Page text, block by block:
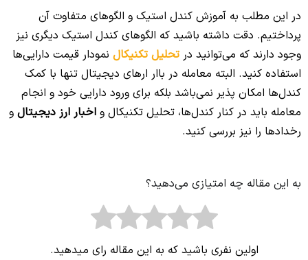
در این مطلب به آموزش کندل استیک و الگوهای متفاوت آن
پرداختیم. دقت داشته باشید که الگوهای کندل استیک دیگری نیز
وجود دارند که می‌توانید درتحلیل تکنیکال نمودار قیمت دارایی‌ها
استفاده کنید. البته معامله در باار ارهای دیجیتال تنها با کمک
کندل‌ها امکان پذیر نمی‌باشد بلکه برای ورود دارایی خود و انجام
معامله باید در کنار کندل‌ها، تحلیل تکنیکال و اخبار ارز دیجیتال و
رخدادها را نیز بررسی کنید.
به این مقاله چه امتیازی می‌دهید؟
اولین نفری باشید که به این مقاله رای میدهید.